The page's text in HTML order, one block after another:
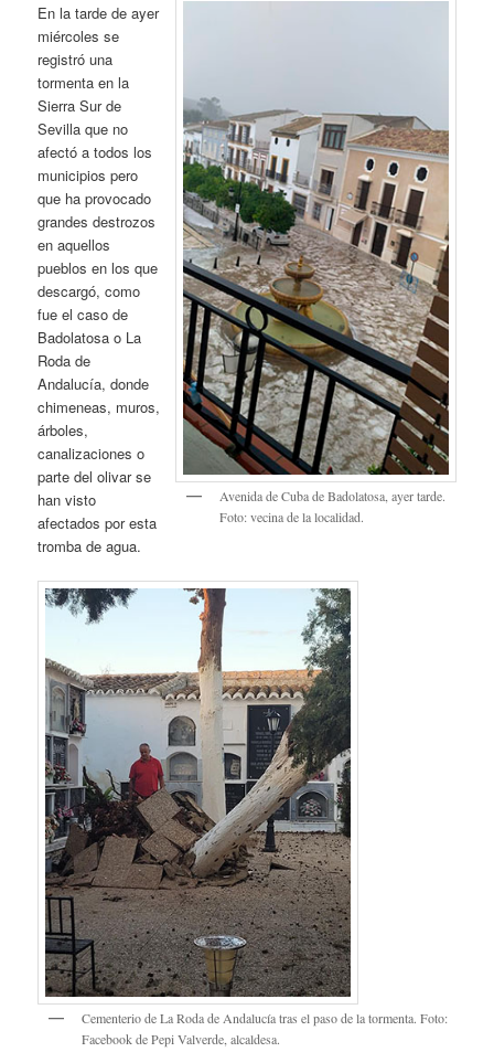
Avenida de Cuba de Badolatosa, ayer tarde.
Foto: vecina de la localidad.
En la tarde de ayer
miércoles se
registró una
tormenta en la
Sierra Sur de
Sevilla que no
afectó a todos los
municipios pero
que ha provocado
grandes destrozos
en aquellos
pueblos en los que
descargó, como
fue el caso de
Badolatosa o La
Roda de
Andalucía, donde
chimeneas, muros,
árboles,
canalizaciones o
parte del olivar se
han visto
afectados por esta
tromba de agua.
Cementerio de La Roda de Andalucía tras el paso de la tormenta. Foto:
Facebook de Pepi Valverde, alcaldesa.